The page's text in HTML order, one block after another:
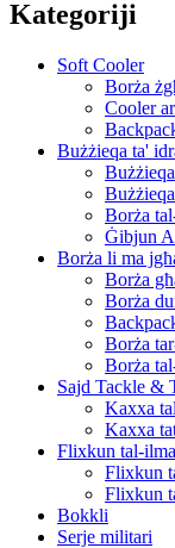
Kategoriji
Soft Cooler
Borża
Cooler
Bużżieqa ta'
Borża
Ġibjun
Borża li ma
Borża
Borża
Borża
Borża
Sajd Tackle &
Kaxxa
Kaxxa
Flixkun tal-
Flixkun
Flixkun
Bokkli
Serje militari